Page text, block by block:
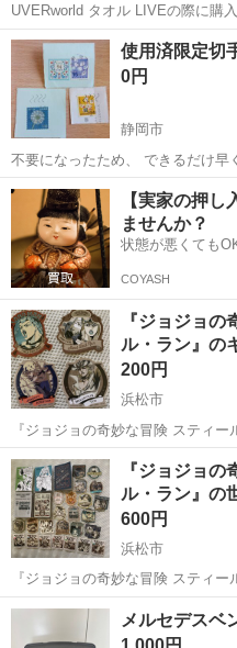
UVERworld タオル LIVEの際に購入し、1度使用した後、保管してあり
ました。 自宅保管の為、ご
静岡 富士市 岳南原田駅
使用済限定切
0円
静岡市
不要になったため、 できるだけ早
所に取り引きにきてくれる方を最
おねがいします。 取りにきてく
静岡 静岡市 ノベルティ
【実家の押し
ませんか？
状態が悪くても
COYASH
『ジョジョ
ル・ラン』の
200円
浜松市
『ジョジョの奇妙な冒険 スティー
や名シーンが描かれた、コレクター
品名: ジョジョの奇妙な冒険 ステ
カーセット 即購...
静岡 浜松市 ノベルティグ
『ジョジョ
ル・ラン』の
600円
浜松市
『ジョジョの奇妙な冒険 スティ
した、ノートとステッカーの豪華なセットです
奇妙な冒険 スティール・ボール
ット 即購入OK...
静岡 浜松市 ノベルティグ
メルセデス